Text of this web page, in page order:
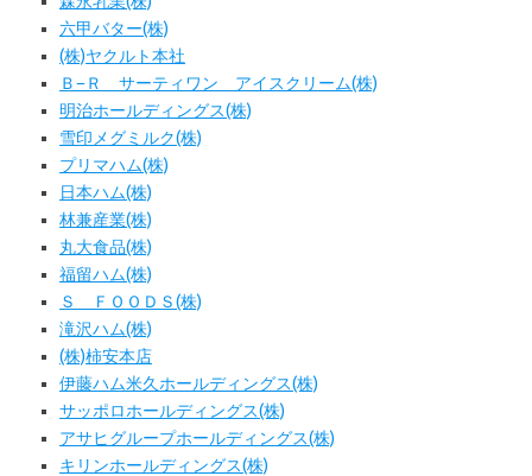
六甲バター(株)
(株)ヤクルト本社
Ｂ−Ｒ サーティワン アイスクリーム(株)
明治ホールディングス(株)
雪印メグミルク(株)
プリマハム(株)
日本ハム(株)
林兼産業(株)
丸大食品(株)
福留ハム(株)
Ｓ ＦＯＯＤＳ(株)
滝沢ハム(株)
(株)柿安本店
伊藤ハム米久ホールディングス(株)
サッポロホールディングス(株)
アサヒグループホールディングス(株)
キリンホールディングス(株)